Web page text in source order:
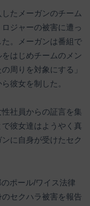
たメーガンのチーム
ジャーの被害に遭っ
。メーガンは番組で
はじめチームのメン
周りを対象にする」
彼女を制した。
社員からの証言を集
彼女達はようやく真
に自身が受けたセク
ポール/ワイス法律
セクハラ被害を報告